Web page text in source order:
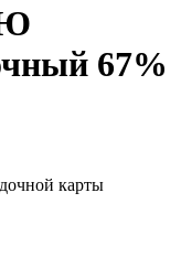
67%
карты